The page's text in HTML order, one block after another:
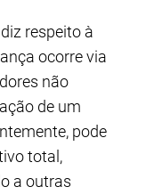
respeito à
ocorre via
não
de um
pode
total,
a outras